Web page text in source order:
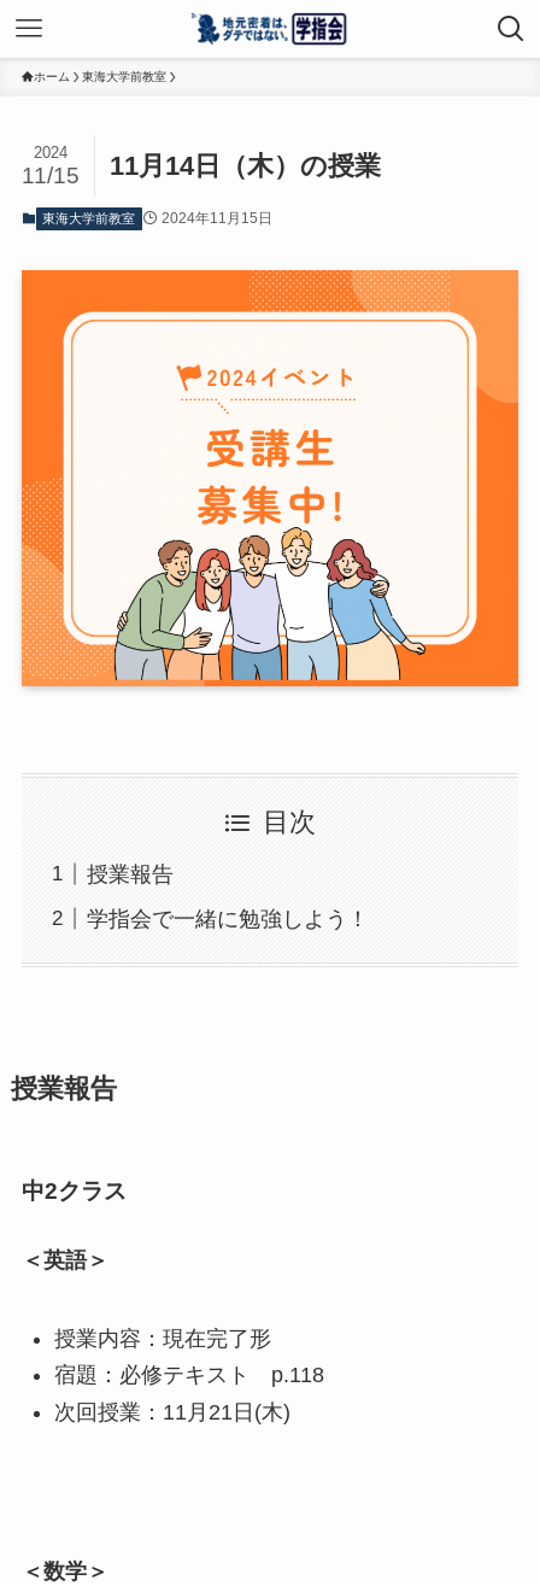
ホーム 東海大学前教室
11月14日（木）の授業
2024
11/15
東海大学前教室 2024年11月15日
目次
授業報告
学指会で一緒に勉強しよう！
授業報告
中2クラス
＜英語＞
授業内容：現在完了形
宿題：必修テキスト p.118
次回授業：11月21日(木)
＜数学＞